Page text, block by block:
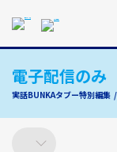
電子配信のみ
実話BUNKAタブー特別編集